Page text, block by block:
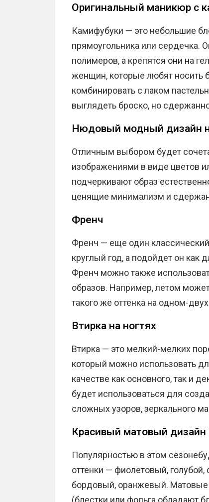
Оригинальный маникюр с
Камифубуки — это небольшие
прямоугольника или сердечка.
полимеров, а крепятся они на
женщин, которые любят
комбинировать с лаком
выглядеть броско, но
Нюдовый модный дизайн
Отличным выбором будет
изображениями в виде цветов
подчеркивают образ
ценящие минимализм и
Френч
Френч — еще один
круглый год, а подойдет он как
Френч можно также
образов. Например, летом
такого же оттенка на одном-
Втирка на ногтях
Втирка — это мелкий-мелких
который можно использовать
качестве как основного, так и
будет использоваться для
сложных узоров, зеркального
Красивый матовый дизайн
Популярностью в этом
оттенки — фиолетовый,
бордовый, оранжевый. Матовые
(блестки или фольга обладают